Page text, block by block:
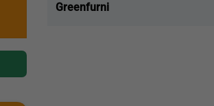
Greenfurni